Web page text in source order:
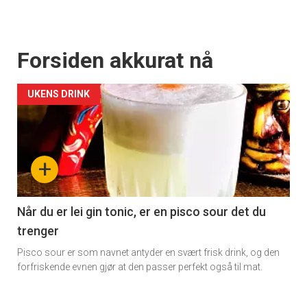
Forsiden akkurat nå
+
UKENS DRINK
Når du er lei gin tonic, er en pisco sour det du
trenger
Pisco sour er som navnet antyder en svært frisk drink, og den
forfriskende evnen gjør at den passer perfekt også til mat.